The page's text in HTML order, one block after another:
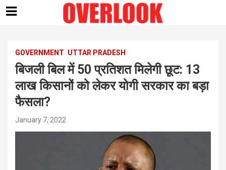
contentGOVERNMENT UTTAR PRADESH
बिजली बिल में 50 प्रतिशत मिलेगी छूट: 13
लाख किसानों को लेकर योगी सरकार का बड़ा
फैसला?
January 7, 2022